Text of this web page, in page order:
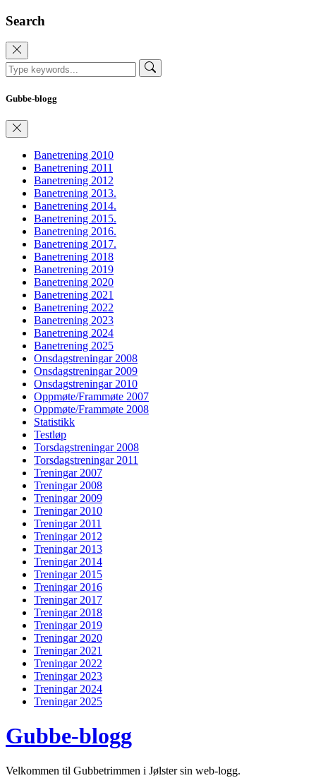
Search
Gubbe-blogg
Banetrening 2010
Banetrening 2011
Banetrening 2012
Banetrening 2013.
Banetrening 2014.
Banetrening 2015.
Banetrening 2016.
Banetrening 2017.
Banetrening 2018
Banetrening 2019
Banetrening 2020
Banetrening 2021
Banetrening 2022
Banetrening 2023
Banetrening 2024
Banetrening 2025
Onsdagstreningar 2008
Onsdagstreningar 2009
Onsdagstreningar 2010
Oppmøte/Frammøte 2007
Oppmøte/Frammøte 2008
Statistikk
Testløp
Torsdagstreningar 2008
Torsdagstreningar 2011
Treningar 2007
Treningar 2008
Treningar 2009
Treningar 2010
Treningar 2011
Treningar 2012
Treningar 2013
Treningar 2014
Treningar 2015
Treningar 2016
Treningar 2017
Treningar 2018
Treningar 2019
Treningar 2020
Treningar 2021
Treningar 2022
Treningar 2023
Treningar 2024
Treningar 2025
Gubbe-blogg
Velkommen til Gubbetrimmen i Jølster sin web-logg.